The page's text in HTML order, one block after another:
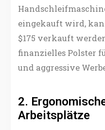
eingekauft wird,
$175 verkauft
finanzielles Polster
und aggressive
2.
Arbeitsplätze